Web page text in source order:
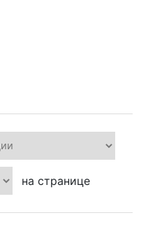
на странице